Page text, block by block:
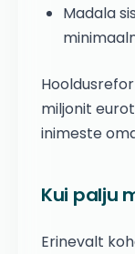
Madala
miljonit
inimeste
Kui palju
Erinevalt